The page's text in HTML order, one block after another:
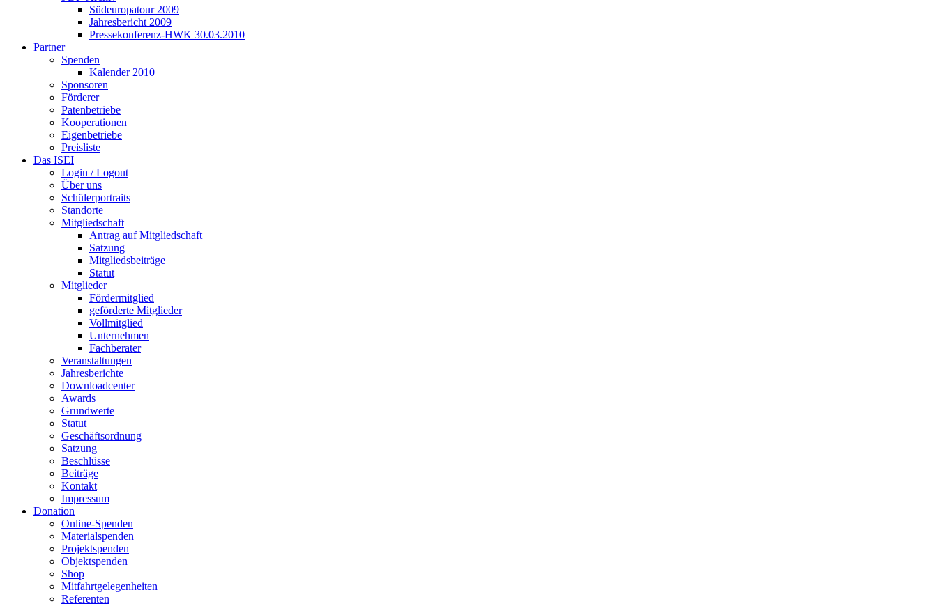
Südeuropatour 2009
Jahresbericht 2009
Pressekonferenz-HWK 30.03.2010
Partner
Spenden
Kalender 2010
Sponsoren
Förderer
Patenbetriebe
Kooperationen
Eigenbetriebe
Preisliste
Das ISEI
Login / Logout
Über uns
Schülerportraits
Standorte
Mitgliedschaft
Antrag auf Mitgliedschaft
Satzung
Mitgliedsbeiträge
Statut
Mitglieder
Fördermitglied
geförderte Mitglieder
Vollmitglied
Unternehmen
Fachberater
Veranstaltungen
Jahresberichte
Downloadcenter
Awards
Grundwerte
Statut
Geschäftsordnung
Satzung
Beschlüsse
Beiträge
Kontakt
Impressum
Donation
Online-Spenden
Materialspenden
Projektspenden
Objektspenden
Shop
Mitfahrtgelegenheiten
Referenten